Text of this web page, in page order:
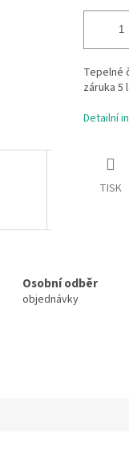
Tepelné
záruka 5
Detailní
TISK
Osobní odběr
objednávky